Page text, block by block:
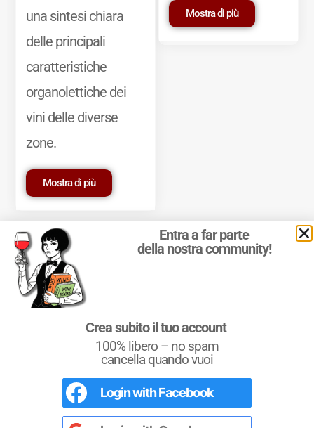
una sintesi chiara
delle principali
caratteristiche
organolettiche dei
vini delle diverse
zone.
Mostra di più
Mostra di più
Marchio Reg. | P.IVA 03921390245
Condizioni d'uso|Privacy Policy|Cookie Policy
cookie
L'Italia del Vino
Nel libro leRegioni del Vino d’Italiacon
Entra a far parte
della nostra community!
Crea subito il tuo account
100% libero – no spam
cancella quando vuoi
Login withFacebook